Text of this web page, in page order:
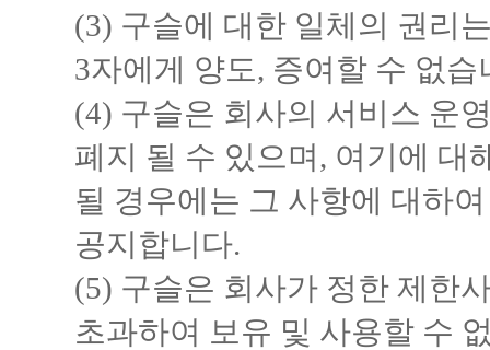
(3) 구슬에 대한 일체의 권리
3자에게 양도, 증여할 수 없습
(4) 구슬은 회사의 서비스 운
폐지 될 수 있으며, 여기에 대
될 경우에는 그 사항에 대하
공지합니다.
(5) 구슬은 회사가 정한 제한
초과하여 보유 및 사용할 수